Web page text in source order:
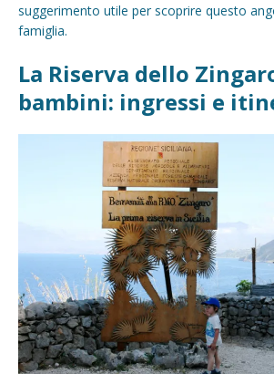
suggerimento utile per scoprire questo
famiglia.
La Riserva dello
bambini: ingressi e